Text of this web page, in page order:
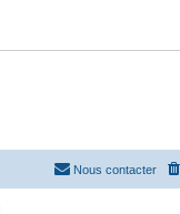
Nous contacter